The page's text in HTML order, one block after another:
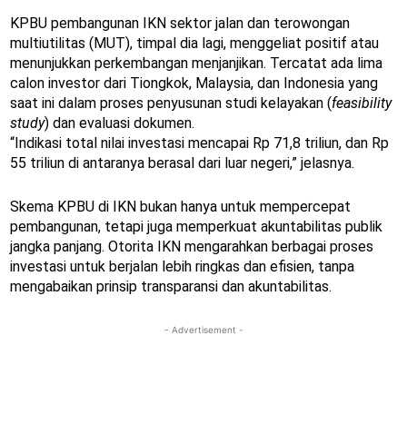
KPBU pembangunan IKN sektor jalan dan terowongan
multiutilitas (MUT), timpal dia lagi, menggeliat positif atau
menunjukkan perkembangan menjanjikan. Tercatat ada lima
calon investor dari Tiongkok, Malaysia, dan Indonesia yang
saat ini dalam proses penyusunan studi kelayakan (feasibility
study) dan evaluasi dokumen.
“Indikasi total nilai investasi mencapai Rp 71,8 triliun, dan Rp
55 triliun di antaranya berasal dari luar negeri,” jelasnya.
Skema KPBU di IKN bukan hanya untuk mempercepat
pembangunan, tetapi juga memperkuat akuntabilitas publik
jangka panjang. Otorita IKN mengarahkan berbagai proses
investasi untuk berjalan lebih ringkas dan efisien, tanpa
mengabaikan prinsip transparansi dan akuntabilitas.
- Advertisement -